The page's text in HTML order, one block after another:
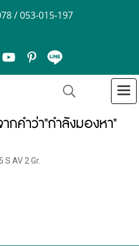
/ 053-015-197
คำว่า"กำลังมองหา"
S AV 2 Gr.